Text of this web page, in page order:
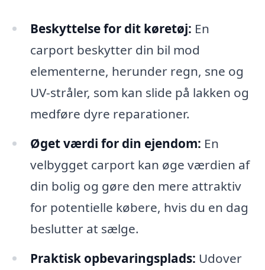
Beskyttelse for dit køretøj: En
carport beskytter din bil mod
elementerne, herunder regn, sne og
UV-stråler, som kan slide på lakken og
medføre dyre reparationer.
Øget værdi for din ejendom: En
velbygget carport kan øge værdien af
din bolig og gøre den mere attraktiv
for potentielle købere, hvis du en dag
beslutter at sælge.
Praktisk opbevaringsplads: Udover